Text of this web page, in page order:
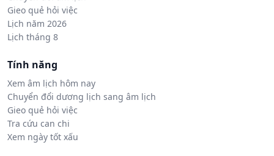
Gieo quẻ hỏi việc
Lịch năm 2026
Lịch tháng 8
Tính năng
Xem âm lịch hôm nay
Chuyển đổi dương lịch sang âm lịch
Gieo quẻ hỏi việc
Tra cứu can chi
Xem ngày tốt xấu